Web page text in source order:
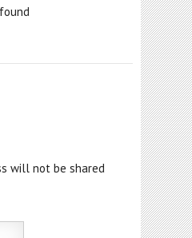
will not be shared